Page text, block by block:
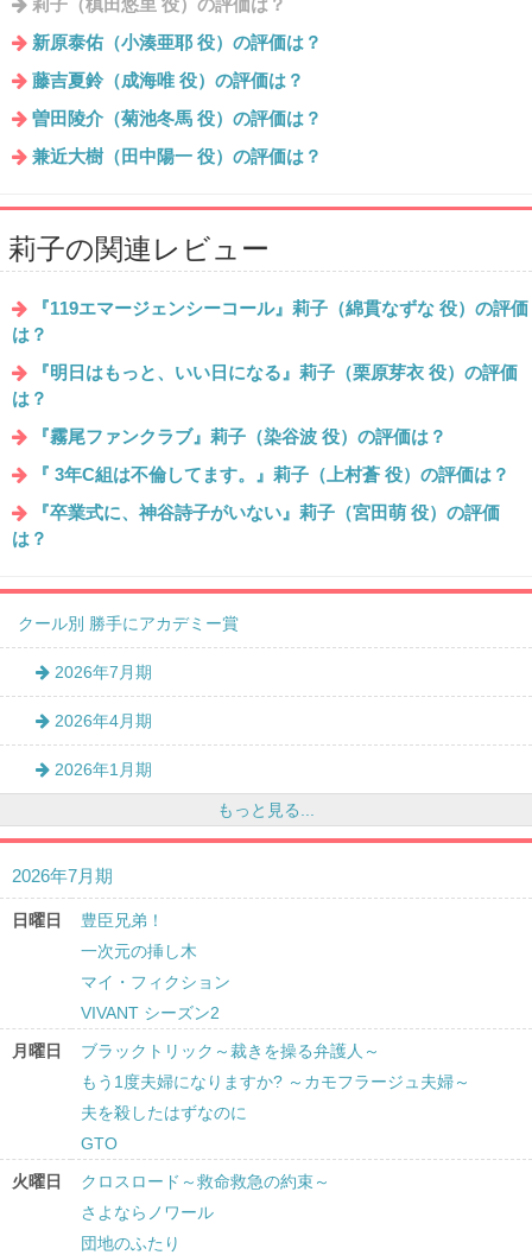
莉子（槙田悠里 役）の評価は？
新原泰佑（小湊亜耶 役）の評価は？
藤吉夏鈴（成海唯 役）の評価は？
曽田陵介（菊池冬馬 役）の評価は？
兼近大樹（田中陽一 役）の評価は？
莉子の関連レビュー
『119エマージェンシーコール』莉子（綿貫なずな 役）の評価
は？
『明日はもっと、いい日になる』莉子（栗原芽衣 役）の評価
は？
『霧尾ファンクラブ』莉子（染谷波 役）の評価は？
『 3年C組は不倫してます。』莉子（上村蒼 役）の評価は？
『卒業式に、神谷詩子がいない』莉子（宮田萌 役）の評価
は？
クール別 勝手にアカデミー賞
2026年7月期
2026年4月期
2026年1月期
もっと見る...
2026年7月期
日曜日
豊臣兄弟！
一次元の挿し木
マイ・フィクション
VIVANT シーズン2
月曜日
ブラックトリック～裁きを操る弁護人～
もう1度夫婦になりますか? ～カモフラージュ夫婦～
夫を殺したはずなのに
GTO
火曜日
クロスロード～救命救急の約束～
さよならノワール
団地のふたり